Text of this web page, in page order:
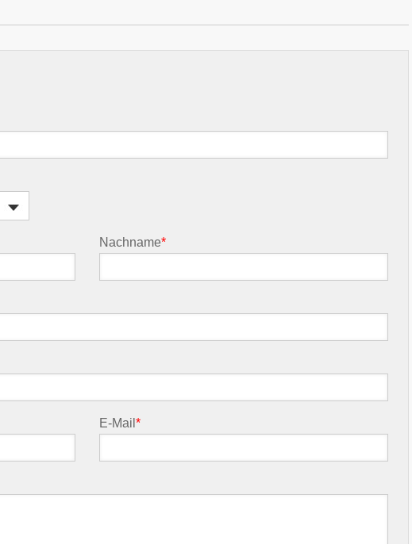
Nachname*
E-Mail*